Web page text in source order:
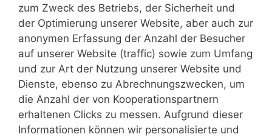
zum Zweck des Betriebs, der Sicherheit und
der Optimierung unserer Website, aber auch zur
anonymen Erfassung der Anzahl der Besucher
auf unserer Website (traffic) sowie zum Umfang
und zur Art der Nutzung unserer Website und
Dienste, ebenso zu Abrechnungszwecken, um
die Anzahl der von Kooperationspartnern
erhaltenen Clicks zu messen. Aufgrund dieser
Informationen können wir personalisierte und